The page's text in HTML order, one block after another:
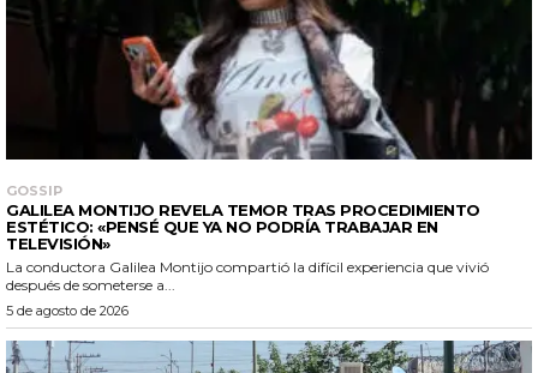
GOSSIP
GALILEA MONTIJO REVELA TEMOR TRAS PROCEDIMIENTO
ESTÉTICO: «PENSÉ QUE YA NO PODRÍA TRABAJAR EN
TELEVISIÓN»
La conductora Galilea Montijo compartió la difícil experiencia que vivió
después de someterse a...
5 de agosto de 2026